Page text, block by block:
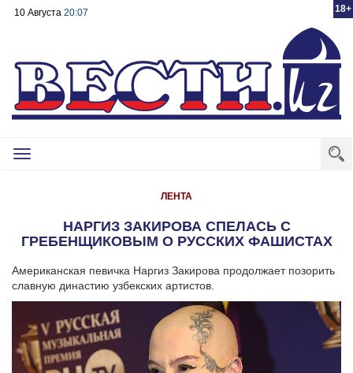
18+
10 Августа 20:07
Toggle
ЛЕНТА
НАРГИЗ ЗАКИРОВА СПЕЛАСЬ С
ГРЕБЕНЩИКОВЫМ О РУССКИХ ФАШИСТАХ
Американская певичка Наргиз Закирова продолжает позорить
славную династию узбекских артистов.